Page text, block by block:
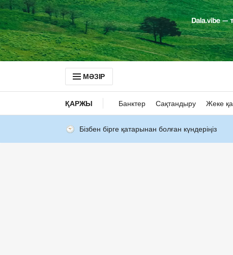
МӘЗІР
ҚАРЖЫ Банктер Сақтандыру Жеке
Бізбен бірге қатарынан болған күндеріңіз